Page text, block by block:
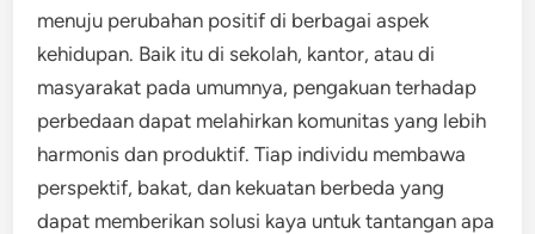
menuju perubahan positif di berbagai aspek
kehidupan. Baik itu di sekolah, kantor, atau di
masyarakat pada umumnya, pengakuan terhadap
perbedaan dapat melahirkan komunitas yang lebih
harmonis dan produktif. Tiap individu membawa
perspektif, bakat, dan kekuatan berbeda yang
dapat memberikan solusi kaya untuk tantangan apa